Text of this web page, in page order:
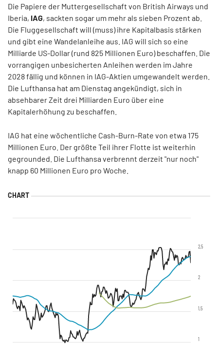
Die Papiere der Muttergesellschaft von British Airways und
Iberia, IAG, sackten sogar um mehr als sieben Prozent ab.
Die Fluggesellschaft will (muss) ihre Kapitalbasis stärken
und gibt eine Wandelanleihe aus. IAG will sich so eine
Milliarde US-Dollar (rund 825 Millionen Euro) beschaffen. Die
vorrangigen unbesicherten Anleihen werden im Jahre
2028 fällig und können in IAG-Aktien umgewandelt werden.
Die Lufthansa hat am Dienstag angekündigt, sich in
absehbarer Zeit drei Milliarden Euro über eine
Kapitalerhöhung zu beschaffen.
IAG hat eine wöchentliche Cash-Burn-Rate von etwa 175
Millionen Euro. Der größte Teil ihrer Flotte ist weiterhin
gegrounded. Die Lufthansa verbrennt derzeit "nur noch"
knapp 60 Millionen Euro pro Woche.
1
1,5
2
2,5